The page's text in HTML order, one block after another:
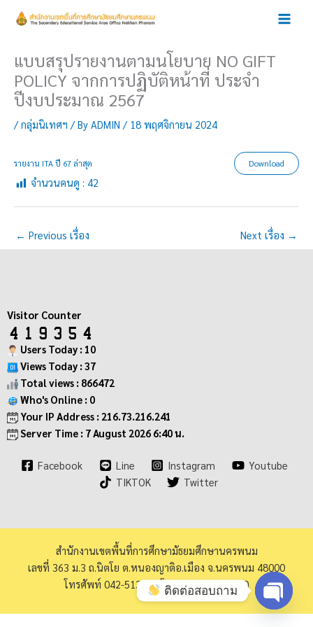
แบบสรุปรายงานตามนโยบาย NO GIFT
POLICY จากการปฏิบัติหน้าที่ ประจำ
ปีงบประมาณ 2567
/กลุ่มนิเทศฯ / By ADMIN / 18 พฤศจิกายน 2024
รายงาน ITA ปี 67 ล่าสุด Download
จำนวนคนดู : 42
← Previous เรื่อง Next เรื่อง →
Visitor Counter
Users Today : 10
Views Today : 37
Total views : 866472
Who's Online : 0
Your IP Address : 216.73.216.241
Server Time : 7 August 2026 6:40 น.
Facebook Line Instagram
Youtube
TIKTOK
Twitter
สำนักงานเขตพื้นที่การศึกษามัธยมศึกษานครพนม
เลขที่ 363 ม.3 ถ.นิตโย ต.หนองญาติอ.เมือง จ.นครพนม 48000
โทรศัพท์ 042-513973 โทรสาร 042-513940
ติดต่อสอบถาม
Open